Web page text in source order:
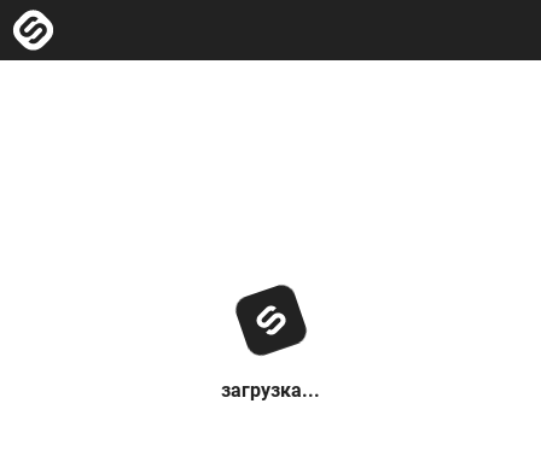
загрузка...